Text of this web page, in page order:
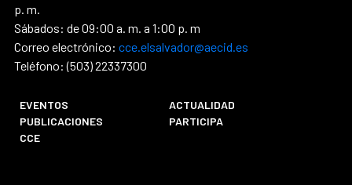
p. m.
Sábados: de 09:00 a. m. a 1:00 p. m
Correo electrónico: cce.elsalvador@aecid.es
Teléfono: (503) 22337300
EVENTOS
ACTUALIDAD
PUBLICACIONES
PARTICIPA
CCE